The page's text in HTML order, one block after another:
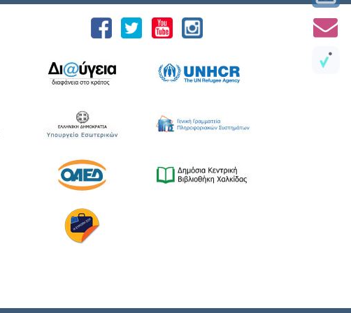
18 Ιουλίου 2026, που διοργανώνουν ο Δήμος
Χαλκιδέων και η Ιερά Μητρόπολη Χαλκίδος,
Ιστιαίας και Βορείων Σποράδων, με την
Ελλάδας και του Ο.Π.Α.ΣΤ.Ε, του Οργανισμού
Λιμένων Ν. Εύβοιας και του Επιμελητηρίου
Εύβοιας. ⚓️Η επίσημη έναρξη